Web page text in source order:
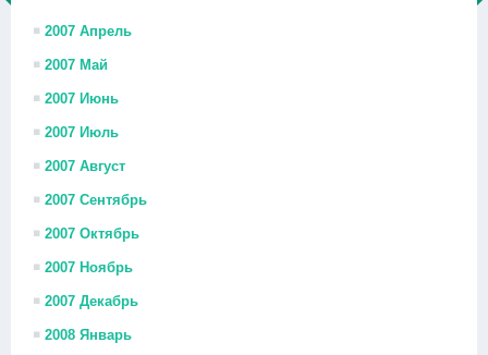
2007 Апрель
2007 Май
2007 Июнь
2007 Июль
2007 Август
2007 Сентябрь
2007 Октябрь
2007 Ноябрь
2007 Декабрь
2008 Январь